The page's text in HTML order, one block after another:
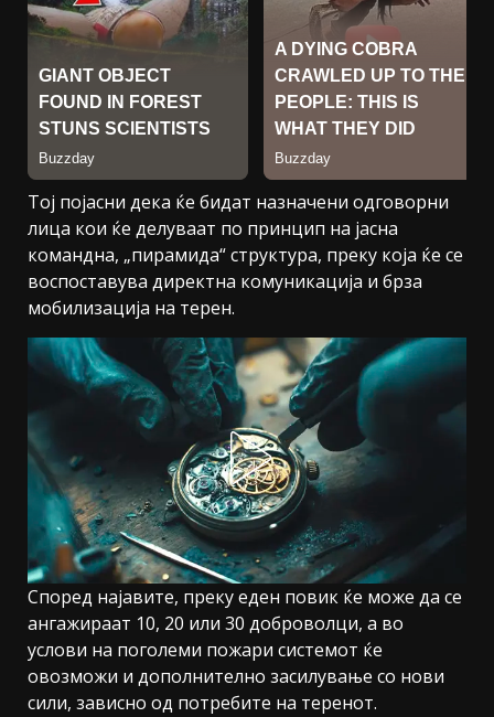
Тој појасни дека ќе бидат назначени одговорни
лица кои ќе делуваат по принцип на јасна
командна, „пирамида“ структура, преку која ќе се
воспоставува директна комуникација и брза
мобилизација на терен.
Според најавите, преку еден повик ќе може да се
ангажираат 10, 20 или 30 доброволци, а во
услови на поголеми пожари системот ќе
овозможи и дополнително засилување со нови
сили, зависно од потребите на теренот.